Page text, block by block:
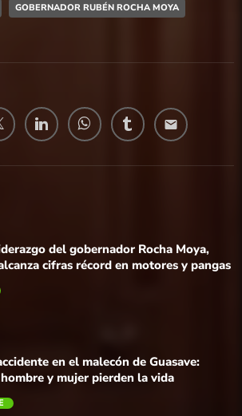
GOBERNADOR RUBÉN ROCHA MOYA
email
del gobernador Rocha Moya,
cifras récord en motores y pangas
en el malecón de Guasave:
y mujer pierden la vida